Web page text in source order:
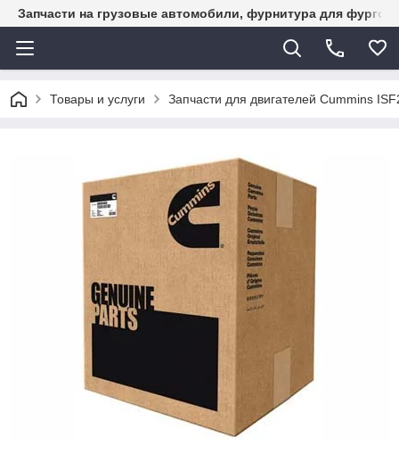
Запчасти на грузовые автомобили, фурнитура для
Товары и услуги Запчасти для двигателей Cummins